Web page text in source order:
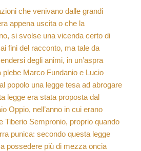
che venivano dalle grandi
appena uscita o che la
si svolse una vicenda certo di
fini del racconto, ma tale da
degli animi, in un’aspra
plebe Marco Fundanio e Lucio
popolo una legge tesa ad abrogare
legge era stata proposta dal
Oppio, nell’anno in cui erano
Tiberio Sempronio, proprio quando
punica: secondo questa legge
possedere più di mezza oncia